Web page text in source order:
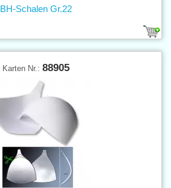
BH-Schalen Gr.22
Karten Nr.: 88905